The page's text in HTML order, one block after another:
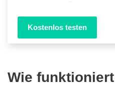
Kostenlos testen
Wie